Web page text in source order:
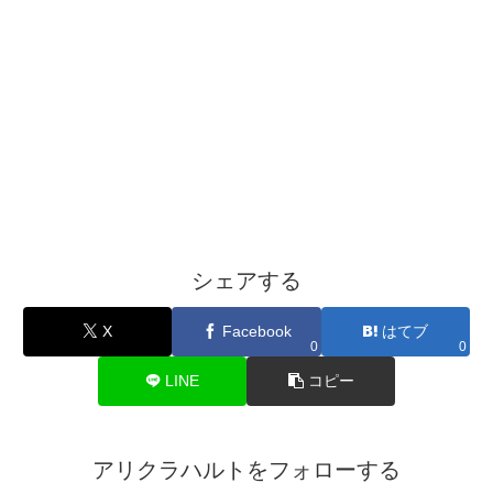
シェアする
X Facebook
0
はてブ
0
LINE コピー
アリクラハルトをフォローする